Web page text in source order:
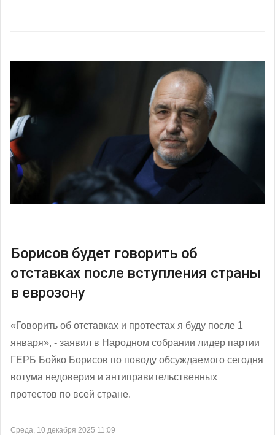
Борисов будет говорить об
отставках после вступления страны
в еврозону
«Говорить об отставках и протестах я буду после 1
января», - заявил в Народном собрании лидер партии
ГЕРБ Бойко Борисов по поводу обсуждаемого сегодня
вотума недоверия и антиправительственных
протестов по всей стране.
Среда, 10 декабря 2025 11:09